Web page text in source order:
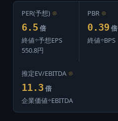
PER(予想) ⊙
6.5 倍
終値÷予想EPS
550.8円
PBR ⊙
0.39 倍
終値÷BPS
推定EV/EBITDA ⊙
11.3 倍
企業価値÷EBITDA